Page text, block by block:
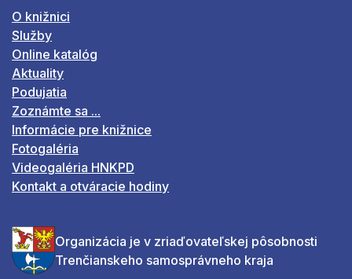
O knižnici
Služby
Online katalóg
Aktuality
Podujatia
Zoznámte sa ...
Informácie pre knižnice
Fotogaléria
Videogaléria HNKPD
Kontakt a otváracie hodiny
Organizácia je v zriaďovateľskej pôsobnosti
Trenčianskeho samosprávneho kraja